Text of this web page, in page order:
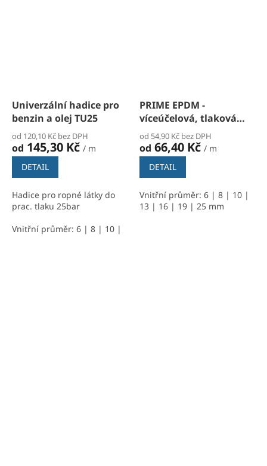
Univerzální hadice pro
benzin a olej TU25
od 120,10 Kč bez DPH
od 145,30 Kč / m
DETAIL
Hadice pro ropné látky do
prac. tlaku 25bar
Vnitřní průměr: 6 | 8 | 10 |
PRIME EPDM -
víceúčelová, tlaková
hadice
od 54,90 Kč bez DPH
od 66,40 Kč / m
DETAIL
Vnitřní průměr: 6 | 8 | 10 |
13 | 16 | 19 | 25 mm